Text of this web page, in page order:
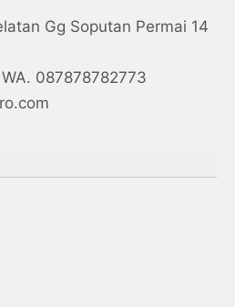
Gg Soputan Permai 14
087878782773